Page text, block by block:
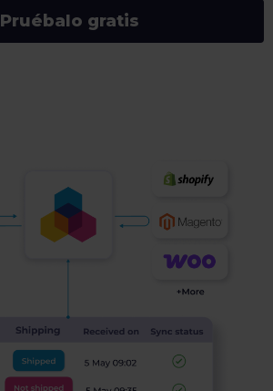
Pruébalo gratis